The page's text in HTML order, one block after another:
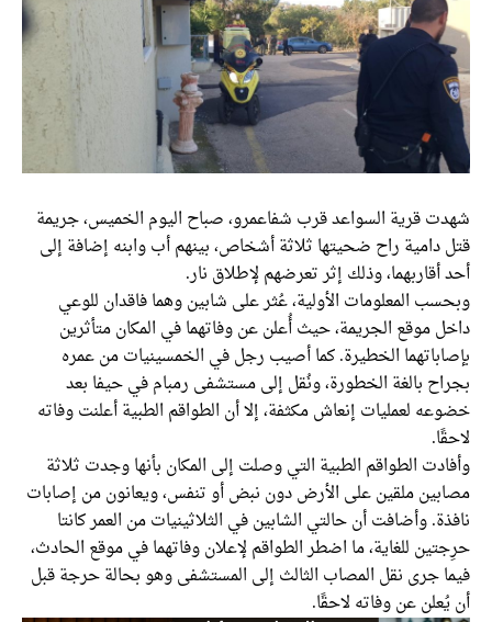
شهدت قرية السواعد قرب شفاعمرو، صباح اليوم الخميس، جريمة
قتل دامية راح ضحيتها ثلاثة أشخاص، بينهم أب وابنه إضافة إلى
أحد أقاربهما، وذلك إثر تعرضهم لإطلاق نار.
وبحسب المعلومات الأولية، عُثر على شابين وهما فاقدان للوعي
داخل موقع الجريمة، حيث أُعلن عن وفاتهما في المكان متأثرين
بإصاباتهما الخطيرة. كما أصيب رجل في الخمسينيات من عمره
بجراح بالغة الخطورة، ونُقل إلى مستشفى رمبام في حيفا بعد
خضوعه لعمليات إنعاش مكثفة، إلا أن الطواقم الطبية أعلنت وفاته
لاحقًا.
وأفادت الطواقم الطبية التي وصلت إلى المكان بأنها وجدت ثلاثة
مصابين ملقين على الأرض دون نبض أو تنفس، ويعانون من إصابات
نافذة. وأضافت أن حالتي الشابين في الثلاثينيات من العمر كانتا
حرِجتين للغاية، ما اضطر الطواقم لإعلان وفاتهما في موقع الحادث،
فيما جرى نقل المصاب الثالث إلى المستشفى وهو بحالة حرجة قبل
أن يُعلن عن وفاته لاحقًا.